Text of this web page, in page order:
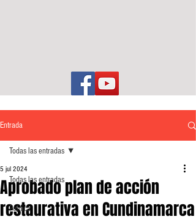
Entrada
Todas las entradas
Política
Todas las entradas
Aprobado plan de acción
restaurativa en Cundinamarca
5 jul 2024